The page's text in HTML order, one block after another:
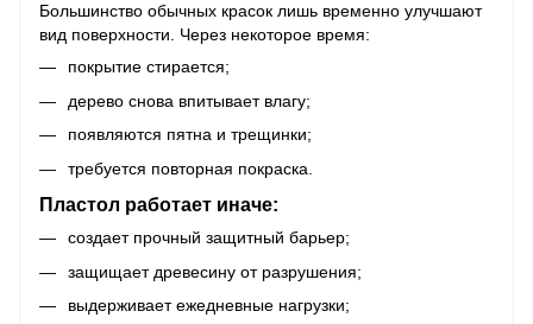
Большинство обычных красок лишь временно улучшают
вид поверхности. Через некоторое время:
покрытие стирается;
дерево снова впитывает влагу;
появляются пятна и трещинки;
требуется повторная покраска.
Пластол работает иначе:
создает прочный защитный барьер;
защищает древесину от разрушения;
выдерживает ежедневные нагрузки;